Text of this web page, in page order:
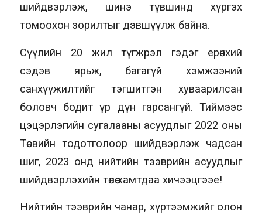
шийдвэрлэж, шинэ түвшинд хүргэх
томоохон зорилтыг дэвшүүлж байна.
Сүүлийн 20 жил түгжрэл гэдэг ерөнхий
сэдэв ярьж, багагүй хэмжээний
санхүүжилтийг тэгшитгэн хуваарилсан
боловч бодит үр дүн гарсангүй. Тиймээс
цэцэрлэгийн сугалааны асуудлыг 2022 оны
Төсвийн тодотголоор шийдвэрлэж чадсан
шиг, 2023 онд нийтийн тээврийн асуудлыг
шийдвэрлэхийн төлөө хамтдаа хичээцгээе!
Нийтийн тээврийн чанар, хүртээмжийг олон